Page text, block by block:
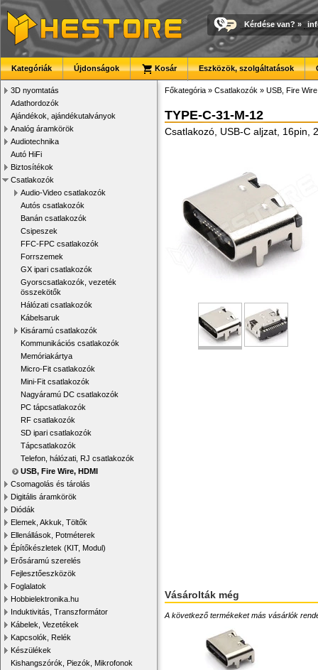
Kérdése van? »
Kategóriák Újdonságok Kosár Eszközök, szolgáltatások
3D nyomtatás
Adathordozók
Ajándékok, ajándékutalványok
Analóg áramkörök
Audiotechnika
Autó HiFi
Biztosítékok
Csatlakozók
Audio-Video csatlakozók
Autós csatlakozók
Banán csatlakozók
Csipeszek
FFC-FPC csatlakozók
Forrszemek
GX ipari csatlakozók
Gyorscsatlakozók, vezeték
összekötők
Hálózati csatlakozók
Kábelsaruk
Kisáramú csatlakozók
Kommunikációs csatlakozók
Memóriakártya
Micro-Fit csatlakozók
Mini-Fit csatlakozók
Nagyáramú DC csatlakozók
PC tápcsatlakozók
RF csatlakozók
SD ipari csatlakozók
Tápcsatlakozók
Telefon, hálózati, RJ csatlakozók
USB, Fire Wire, HDMI
Csomagolás és tárolás
Digitális áramkörök
Diódák
Elemek, Akkuk, Töltők
Ellenállások, Potméterek
Építőkészletek (KIT, Modul)
Erősáramú szerelés
Fejlesztőeszközök
Foglalatok
Hobbielektronika.hu
Induktivitás, Transzformátor
Kábelek, Vezetékek
Kapcsolók, Relék
Készülékek
Kishangszórók, Piezók, Mikrofonok
Főkategória » Csatlakozók » USB, Fire
TYPE-C-31-M-12
Csatlakozó, USB-C aljzat, 16pin,
Vásárolták még
A következő termékeket más vásárlók